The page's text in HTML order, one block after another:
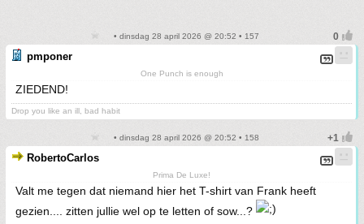
• dinsdag 28 april 2026 @ 20:52 • 157
pmponer
One Punch is enough
ZIEDEND!
Drop you like an ill, bad habit
• dinsdag 28 april 2026 @ 20:52 • 158
RobertoCarlos
Prima De Luxe!
Valt me tegen dat niemand hier het T-shirt van Frank heeft
gezien.... zitten jullie wel op te letten of sow...?